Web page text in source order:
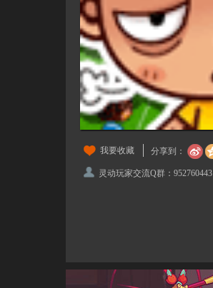
我要收藏 分享到：
灵动玩家交流Q群：952760443